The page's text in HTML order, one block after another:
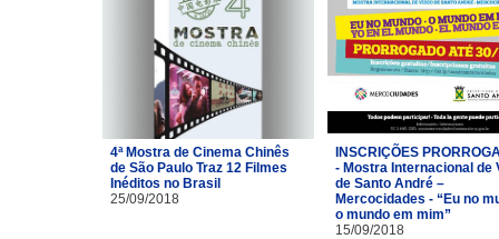
4ª Mostra de Cinema Chinês
de São Paulo Traz 12 Filmes
Inéditos no Brasil
25/09/2018
INSCRIÇÕES
- Mostra Internacional de
de Santo André –
Mercocidades - “Eu no
o mundo em mim”
15/09/2018